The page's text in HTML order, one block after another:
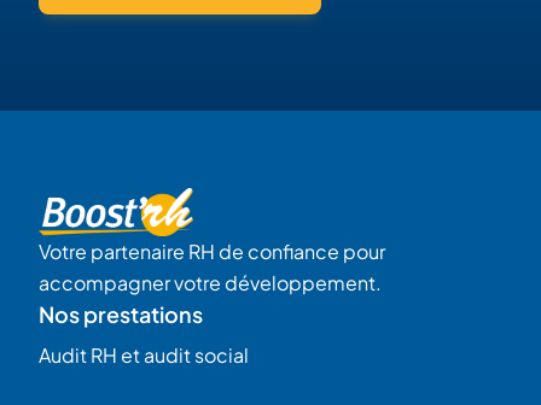
Votre partenaire RH de confiance pour
accompagner votre développement.
Nos prestations
Audit RH et audit social